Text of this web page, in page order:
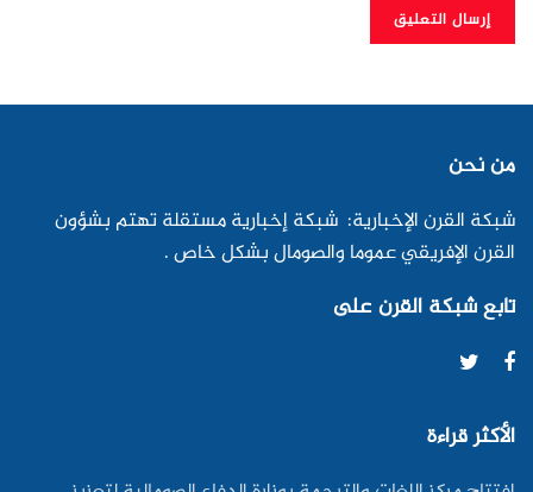
من نحن
شبكة القرن الإخبارية: شبكة إخبارية مستقلة تهتم بشؤون
القرن الإفريقي عموما والصومال بشكل خاص .
تابع شبكة القرن على
الأكثر قراءة